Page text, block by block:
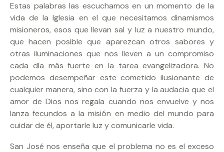
Estas palabras las escuchamos en un momento de la
vida de la Iglesia en el que necesitamos dinamismos
misioneros, esos que llevan sal y luz a nuestro mundo,
que hacen posible que aparezcan otros sabores y
otras iluminaciones que nos lleven a un compromiso
cada día más fuerte en la tarea evangelizadora. No
podemos desempeñar este cometido ilusionante de
cualquier manera, sino con la fuerza y la audacia que el
amor de Dios nos regala cuando nos envuelve y nos
lanza fecundos a la misión en medio del mundo para
cuidar de él, aportarle luz y comunicarle vida.
San José nos enseña que el problema no es el exceso